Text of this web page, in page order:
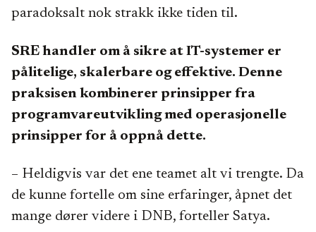
paradoksalt nok strakk ikke tiden til.
SRE handler om å sikre at IT-systemer er
pålitelige, skalerbare og effektive. Denne
praksisen kombinerer prinsipper fra
programvareutvikling med operasjonelle
prinsipper for å oppnå dette.
– Heldigvis var det ene teamet alt vi trengte. Da
de kunne fortelle om sine erfaringer, åpnet det
mange dører videre i DNB, forteller Satya.